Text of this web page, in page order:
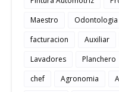
Maestro
Odontologia
facturacion
Auxiliar
Lavadores
Planchero
chef
Agronomia